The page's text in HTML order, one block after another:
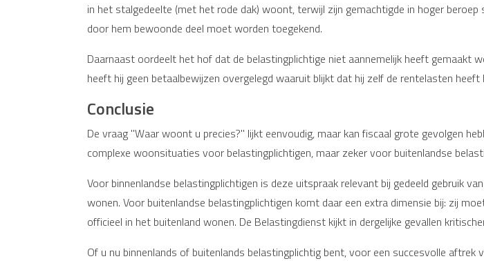
in het stalgedeelte (met het rode dak) woont, terwijl zijn gemachtigde in hoger
door hem bewoonde deel moet worden toegekend.
Daarnaast oordeelt het hof dat de belastingplichtige niet aannemelijk heeft gemaakt
heeft hij geen betaalbewijzen overgelegd waaruit blijkt dat hij zelf de rentelasten heeft
Conclusie
De vraag "Waar woont u precies?" lijkt eenvoudig, maar kan fiscaal grote gevolgen
complexe woonsituaties voor belastingplichtigen, maar zeker voor buitenlandse
Voor binnenlandse belastingplichtigen is deze uitspraak relevant bij gedeeld gebruik
wonen. Voor buitenlandse belastingplichtigen komt daar een extra dimensie bij: zij
officieel in het buitenland wonen. De Belastingdienst kijkt in dergelijke gevallen
Of u nu binnenlands of buitenlands belastingplichtig bent, voor een succesvolle